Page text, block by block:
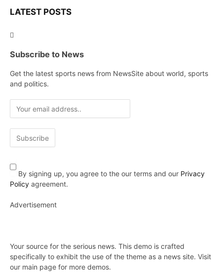
LATEST POSTS
Subscribe to News
Get the latest sports news from NewsSite about world, sports
and politics.
By signing up, you agree to the our terms and our Privacy
Policy agreement.
Advertisement
Your source for the serious news. This demo is crafted
specifically to exhibit the use of the theme as a news site. Visit
our main page for more demos.